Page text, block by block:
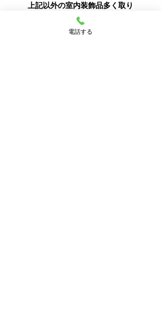
​上記以外の室内装飾品多く取り
扱っております。お気軽にお問
い合わせください。
電話する